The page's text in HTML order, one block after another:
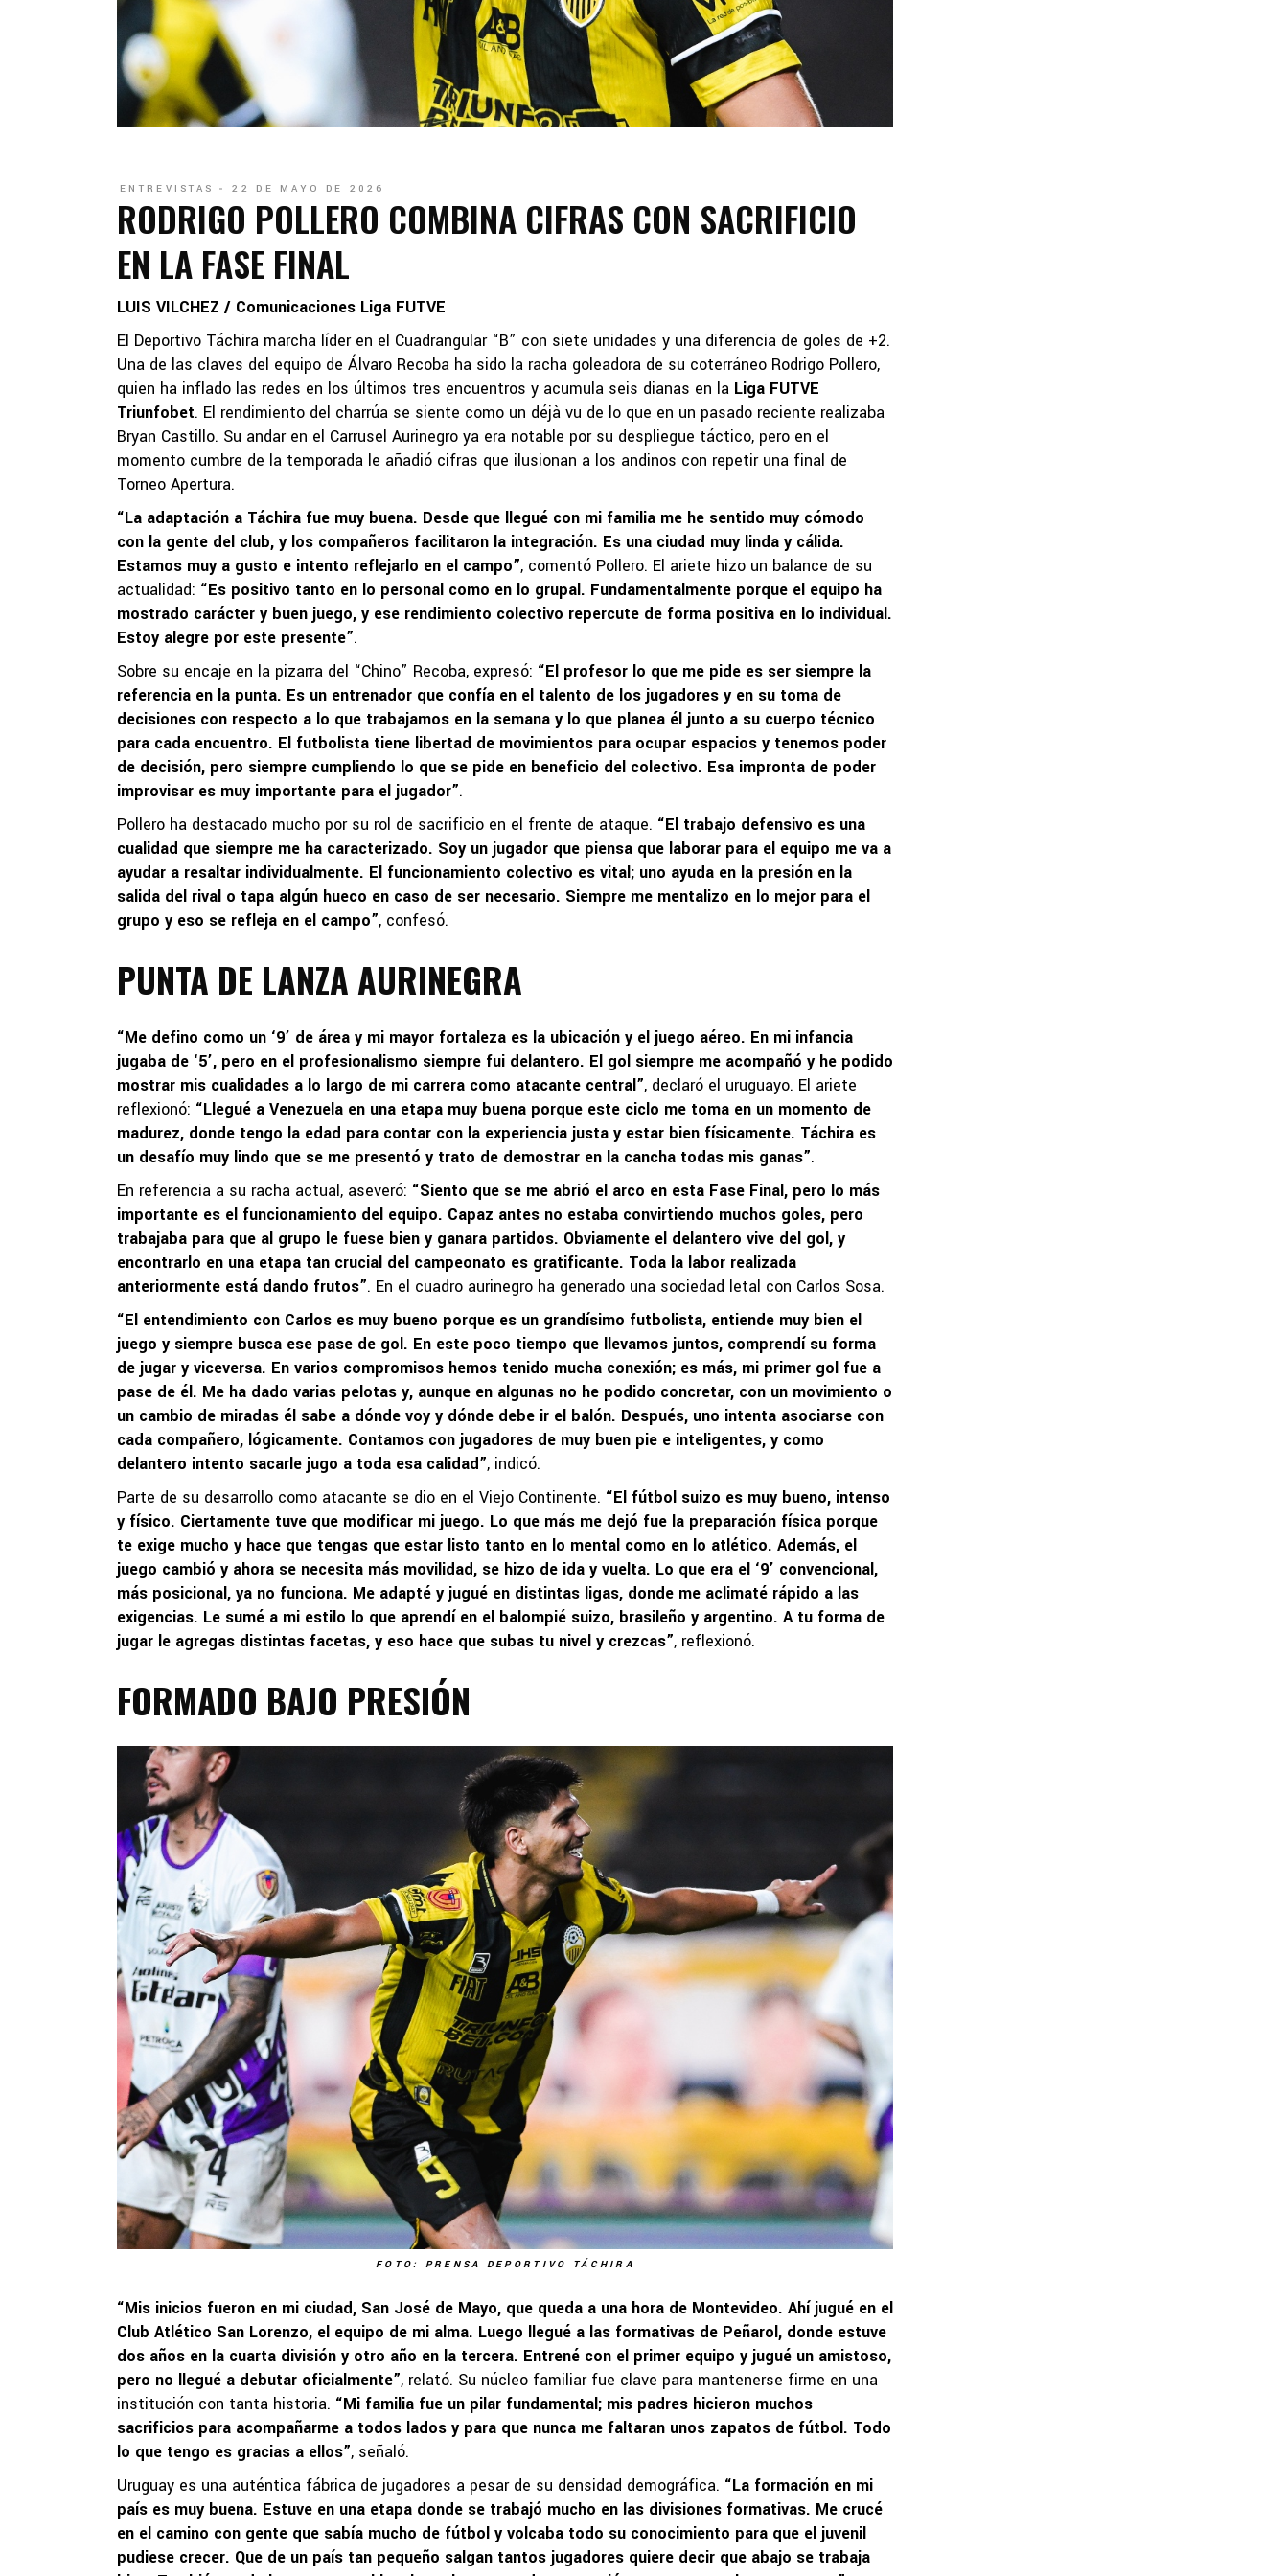
ENTREVISTAS 22 DE MAYO DE 2026
RODRIGO POLLERO COMBINA CIFRAS CON SACRIFICIO
EN LA FASE FINAL
LUIS VILCHEZ / Comunicaciones Liga FUTVE
El Deportivo Táchira marcha líder en el Cuadrangular “B” con siete unidades y una diferencia de goles de +2.
Una de las claves del equipo de Álvaro Recoba ha sido la racha goleadora de su coterráneo Rodrigo Pollero,
quien ha inflado las redes en los últimos tres encuentros y acumula seis dianas en la Liga FUTVE
Triunfobet. El rendimiento del charrúa se siente como un déjà vu de lo que en un pasado reciente realizaba
Bryan Castillo. Su andar en el Carrusel Aurinegro ya era notable por su despliegue táctico, pero en el
momento cumbre de la temporada le añadió cifras que ilusionan a los andinos con repetir una final de
Torneo Apertura.
“La adaptación a Táchira fue muy buena. Desde que llegué con mi familia me he sentido muy cómodo
con la gente del club, y los compañeros facilitaron la integración. Es una ciudad muy linda y cálida.
Estamos muy a gusto e intento reflejarlo en el campo”, comentó Pollero. El ariete hizo un balance de su
actualidad: “Es positivo tanto en lo personal como en lo grupal. Fundamentalmente porque el equipo ha
mostrado carácter y buen juego, y ese rendimiento colectivo repercute de forma positiva en lo individual.
Estoy alegre por este presente”.
Sobre su encaje en la pizarra del “Chino” Recoba, expresó: “El profesor lo que me pide es ser siempre la
referencia en la punta. Es un entrenador que confía en el talento de los jugadores y en su toma de
decisiones con respecto a lo que trabajamos en la semana y lo que planea él junto a su cuerpo técnico
para cada encuentro. El futbolista tiene libertad de movimientos para ocupar espacios y tenemos poder
de decisión, pero siempre cumpliendo lo que se pide en beneficio del colectivo. Esa impronta de poder
improvisar es muy importante para el jugador”.
Pollero ha destacado mucho por su rol de sacrificio en el frente de ataque. “El trabajo defensivo es una
cualidad que siempre me ha caracterizado. Soy un jugador que piensa que laborar para el equipo me va a
ayudar a resaltar individualmente. El funcionamiento colectivo es vital; uno ayuda en la presión en la
salida del rival o tapa algún hueco en caso de ser necesario. Siempre me mentalizo en lo mejor para el
grupo y eso se refleja en el campo”, confesó.
PUNTA DE LANZA AURINEGRA
“Me defino como un ‘9’ de área y mi mayor fortaleza es la ubicación y el juego aéreo. En mi infancia
jugaba de ‘5’, pero en el profesionalismo siempre fui delantero. El gol siempre me acompañó y he podido
mostrar mis cualidades a lo largo de mi carrera como atacante central”, declaró el uruguayo. El ariete
reflexionó: “Llegué a Venezuela en una etapa muy buena porque este ciclo me toma en un momento de
madurez, donde tengo la edad para contar con la experiencia justa y estar bien físicamente. Táchira es
un desafío muy lindo que se me presentó y trato de demostrar en la cancha todas mis ganas”.
En referencia a su racha actual, aseveró: “Siento que se me abrió el arco en esta Fase Final, pero lo más
importante es el funcionamiento del equipo. Capaz antes no estaba convirtiendo muchos goles, pero
trabajaba para que al grupo le fuese bien y ganara partidos. Obviamente el delantero vive del gol, y
encontrarlo en una etapa tan crucial del campeonato es gratificante. Toda la labor realizada
anteriormente está dando frutos”. En el cuadro aurinegro ha generado una sociedad letal con Carlos Sosa.
“El entendimiento con Carlos es muy bueno porque es un grandísimo futbolista, entiende muy bien el
juego y siempre busca ese pase de gol. En este poco tiempo que llevamos juntos, comprendí su forma
de jugar y viceversa. En varios compromisos hemos tenido mucha conexión; es más, mi primer gol fue a
pase de él. Me ha dado varias pelotas y, aunque en algunas no he podido concretar, con un movimiento o
un cambio de miradas él sabe a dónde voy y dónde debe ir el balón. Después, uno intenta asociarse con
cada compañero, lógicamente. Contamos con jugadores de muy buen pie e inteligentes, y como
delantero intento sacarle jugo a toda esa calidad”, indicó.
Parte de su desarrollo como atacante se dio en el Viejo Continente. “El fútbol suizo es muy bueno, intenso
y físico. Ciertamente tuve que modificar mi juego. Lo que más me dejó fue la preparación física porque
te exige mucho y hace que tengas que estar listo tanto en lo mental como en lo atlético. Además, el
juego cambió y ahora se necesita más movilidad, se hizo de ida y vuelta. Lo que era el ‘9’ convencional,
más posicional, ya no funciona. Me adapté y jugué en distintas ligas, donde me aclimaté rápido a las
exigencias. Le sumé a mi estilo lo que aprendí en el balompié suizo, brasileño y argentino. A tu forma de
jugar le agregas distintas facetas, y eso hace que subas tu nivel y crezcas”, reflexionó.
FORMADO BAJO PRESIÓN
FOTO: PRENSA DEPORTIVO TÁCHIRA
“Mis inicios fueron en mi ciudad, San José de Mayo, que queda a una hora de Montevideo. Ahí jugué en el
Club Atlético San Lorenzo, el equipo de mi alma. Luego llegué a las formativas de Peñarol, donde estuve
dos años en la cuarta división y otro año en la tercera. Entrené con el primer equipo y jugué un amistoso,
pero no llegué a debutar oficialmente”, relató. Su núcleo familiar fue clave para mantenerse firme en una
institución con tanta historia. “Mi familia fue un pilar fundamental; mis padres hicieron muchos
sacrificios para acompañarme a todos lados y para que nunca me faltaran unos zapatos de fútbol. Todo
lo que tengo es gracias a ellos”, señaló.
Uruguay es una auténtica fábrica de jugadores a pesar de su densidad demográfica. “La formación en mi
país es muy buena. Estuve en una etapa donde se trabajó mucho en las divisiones formativas. Me crucé
en el camino con gente que sabía mucho de fútbol y volcaba todo su conocimiento para que el juvenil
pudiese crecer. Que de un país tan pequeño salgan tantos jugadores quiere decir que abajo se trabaja